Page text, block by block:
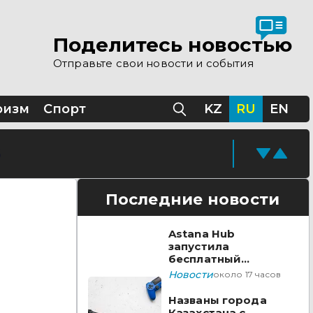
Поделитесь новостью
Отправьте свои новости и события
Спорт KZ RU EN
Последние новости
Astana Hub
запустила
бесплатный
акселератор для
видеоигр
Новостиоколо 17 часов
Названы города